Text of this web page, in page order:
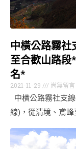
中橫公路霧
至合歡山路段
名*
2021-11-29 尚無留言
中橫公路霧社支
線)，從清境、鳶